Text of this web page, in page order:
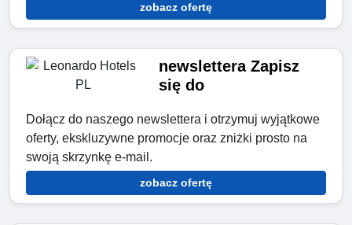
zobacz ofertę
newslettera Zapisz
się do
Dołącz do naszego newslettera i otrzymuj wyjątkowe
oferty, ekskluzywne promocje oraz zniżki prosto na
swoją skrzynkę e-mail.
zobacz ofertę